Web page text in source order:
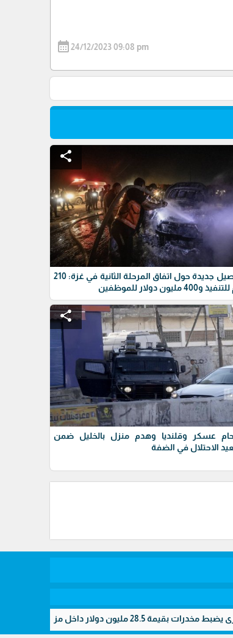
سريتين بالإسماعيلية
calendar_month24/12/2023 09:08 pm
share
تفاصيل جديدة حول اتفاق المرحلة الثانية في غزة: 210
و400 مليون دولار للموظفين
share
عسكر وقلنديا وهدم منزل بالخليل ضمن
الاحتلال في الضفة